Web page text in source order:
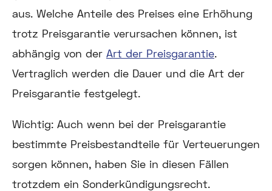
aus. Welche Anteile des Preises eine Erhöhung
trotz Preisgarantie verursachen können, ist
abhängig von der Art der Preisgarantie.
Vertraglich werden die Dauer und die Art der
Preisgarantie festgelegt.
Wichtig: Auch wenn bei der Preisgarantie
bestimmte Preisbestandteile für Verteuerungen
sorgen können, haben Sie in diesen Fällen
trotzdem ein Sonderkündigungsrecht.